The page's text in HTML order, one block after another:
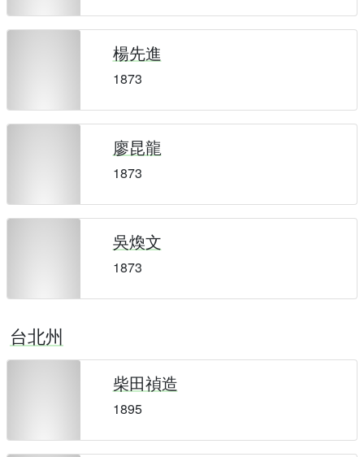
楊先進
1873
廖昆龍
1873
吳煥文
1873
台北州
柴田禎造
1895